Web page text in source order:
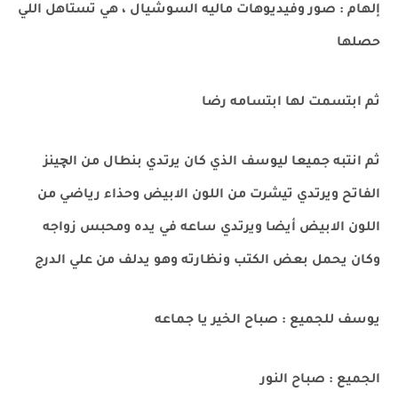
إلهام : صور وفيديوهات ماليه السوشيال ، هي تستاهل اللي
حصلها
ثم ابتسمت لها ابتسامه رضا
ثم انتبه جميعا ليوسف الذي كان يرتدي بنطال من الچينز
الفاتح ويرتدي تيشرت من اللون الابيض وحذاء رياضي من
اللون الابيض أيضا ويرتدي ساعه في يده ومحبس زواجه
وكان يحمل بعض الكتب ونظارته وهو يدلف من علي الدرج
يوسف للجميع : صباح الخير يا جماعه
الجميع : صباح النور